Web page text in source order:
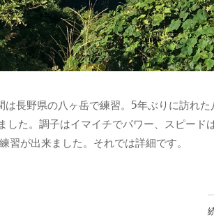
は長野県の八ヶ岳で練習。5年ぶりに訪れ
した。調子はイマイチでパワー、スピード
習が出来ました。それでは詳細です。